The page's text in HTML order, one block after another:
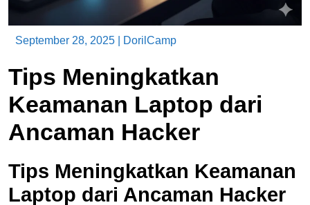
September 28, 2025 DorilCamp
Tips Meningkatkan
Keamanan Laptop dari
Ancaman Hacker
Tips Meningkatkan Keamanan
Laptop dari Ancaman Hacker